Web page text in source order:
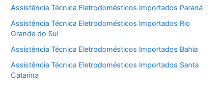
Assistência Técnica Eletrodomésticos Importados Paraná
Assistência Técnica Eletrodomésticos Importados Rio
Grande do Sul
Assistência Técnica Eletrodomésticos Importados Bahia
Assistência Técnica Eletrodomésticos Importados Santa
Catarina